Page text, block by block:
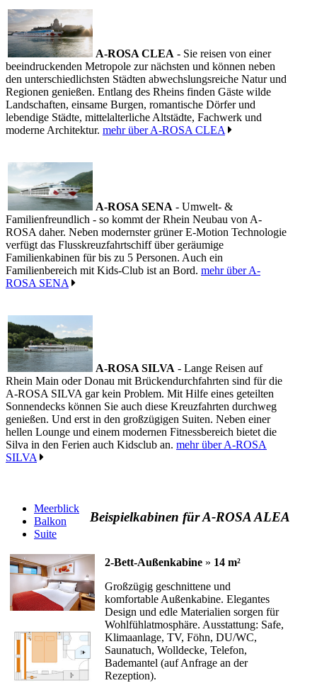
A-ROSA CLEA - Sie reisen von einer
beeindruckenden Metropole zur nächsten und können neben
den unterschiedlichsten Städten abwechslungsreiche Natur und
Regionen genießen. Entlang des Rheins finden Gäste wilde
Landschaften, einsame Burgen, romantische Dörfer und
lebendige Städte, mittelalterliche Altstädte, Fachwerk und
moderne Architektur. mehr über A-ROSA CLEA
A-ROSA SENA - Umwelt- &
Familienfreundlich - so kommt der Rhein Neubau von A-
ROSA daher. Neben modernster grüner E-Motion Technologie
verfügt das Flusskreuzfahrtschiff über geräumige
Familienkabinen für bis zu 5 Personen. Auch ein
Familienbereich mit Kids-Club ist an Bord. mehr über A-
ROSA SENA
A-ROSA SILVA - Lange Reisen auf
Rhein Main oder Donau mit Brückendurchfahrten sind für die
A-ROSA SILVA gar kein Problem. Mit Hilfe eines geteilten
Sonnendecks können Sie auch diese Kreuzfahrten durchweg
genießen. Und erst in den großzügigen Suiten. Neben einer
hellen Lounge und einem modernen Fitnessbereich bietet die
Silva in den Ferien auch Kidsclub an. mehr über A-ROSA
SILVA
Beispielkabinen für A-ROSA ALEA
Meerblick
Balkon
Suite
2-Bett-Außenkabine » 14 m²
Großzügig geschnittene und
komfortable Außenkabine. Elegantes
Design und edle Materialien sorgen für
Wohlfühlatmosphäre. Ausstattung: Safe,
Klimaanlage, TV, Föhn, DU/WC,
Saunatuch, Wolldecke, Telefon,
Bademantel (auf Anfrage an der
Rezeption).